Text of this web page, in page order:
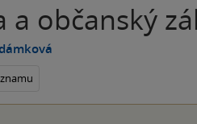
a občanský